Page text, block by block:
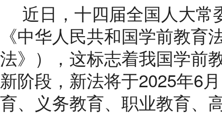
近日，十四届全国人大常
《中华人民共和国学前教
法》），这标志着我国学前
新阶段，新法将于2025年6
育、义务教育、职业教育、